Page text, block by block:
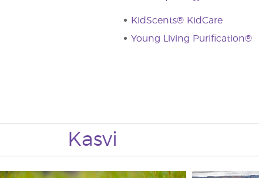
KidScents® KidCare
Young Living Purification®
Kasvi